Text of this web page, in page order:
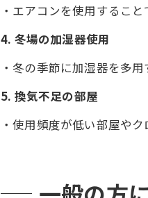
・エアコンを使用するこ
4. 冬場の加湿器使用
・冬の季節に加湿器を多
5. 換気不足の部屋
・使用頻度が低い部屋や